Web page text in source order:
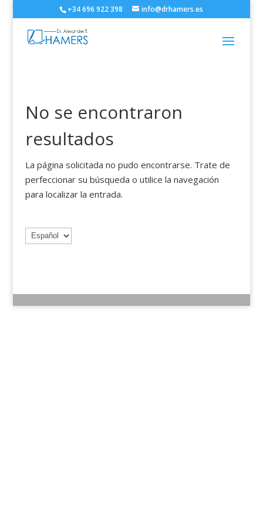
+34 696 922 398 info@drhamers.es
No se encontraron
resultados
La página solicitada no pudo encontrarse. Trate de
perfeccionar su búsqueda o utilice la navegación
para localizar la entrada.
Elegir